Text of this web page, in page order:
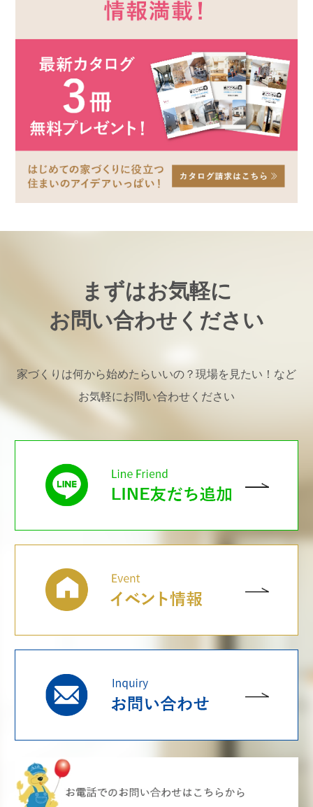
まずはお気軽に
お問い合わせください
家づくりは何から始めたらいいの？現場を見たい！など
お気軽にお問い合わせください